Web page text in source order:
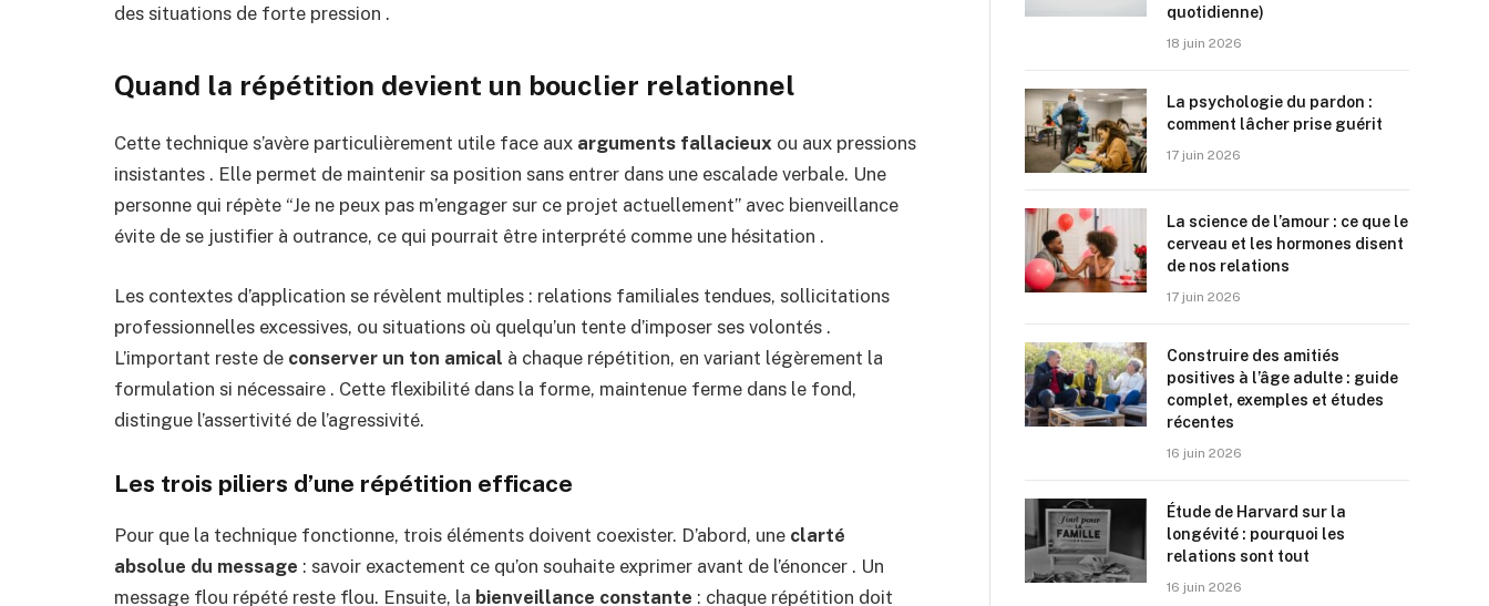
des situations de forte pression .
Quand la répétition devient un bouclier relationnel
Cette technique s’avère particulièrement utile face aux arguments fallacieux ou aux pressions
insistantes . Elle permet de maintenir sa position sans entrer dans une escalade verbale. Une
personne qui répète “Je ne peux pas m’engager sur ce projet actuellement” avec bienveillance
évite de se justifier à outrance, ce qui pourrait être interprété comme une hésitation .
Les contextes d’application se révèlent multiples : relations familiales tendues, sollicitations
professionnelles excessives, ou situations où quelqu’un tente d’imposer ses volontés .
L’important reste de conserver un ton amical à chaque répétition, en variant légèrement la
formulation si nécessaire . Cette flexibilité dans la forme, maintenue ferme dans le fond,
distingue l’assertivité de l’agressivité.
Les trois piliers d’une répétition efficace
Pour que la technique fonctionne, trois éléments doivent coexister. D’abord, une clarté
absolue du message : savoir exactement ce qu’on souhaite exprimer avant de l’énoncer . Un
message flou répété reste flou. Ensuite, la bienveillance constante : chaque répétition doit
quotidienne)
18 juin 2026
La psychologie du pardon :
comment lâcher prise guérit
17 juin 2026
La science de l’amour : ce que le
cerveau et les hormones disent
de nos relations
17 juin 2026
Construire des amitiés
positives à l’âge adulte : guide
complet, exemples et études
récentes
16 juin 2026
Étude de Harvard sur la
longévité : pourquoi les
relations sont tout
16 juin 2026